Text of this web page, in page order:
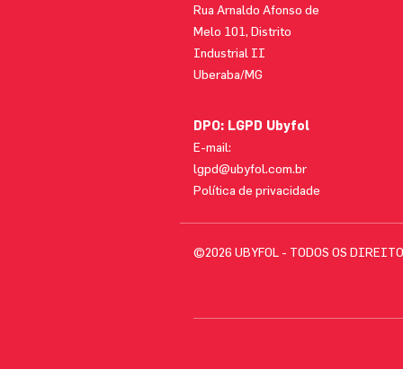
Rua Arnaldo Afonso de
Melo 101, Distrito
Industrial II
Uberaba/MG
DPO: LGPD Ubyfol
E-mail:
lgpd@ubyfol.com.br
Política de privacidade
©2026 UBYFOL - TODOS OS